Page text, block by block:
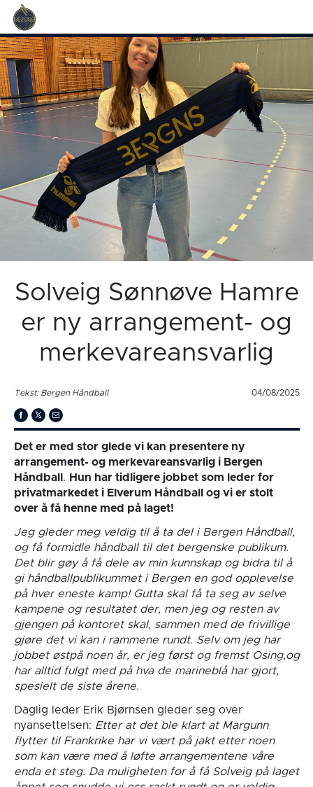
Solveig Sønnøve Hamre
er ny arrangement- og
merkevareansvarlig
Tekst: Bergen Håndball 04/08/2025
Det er med stor glede vi kan presentere ny
arrangement- og merkevareansvarlig i Bergen
Håndball . Hun har tidligere jobbet som leder for
privatmarkedet i Elverum Håndball og vi er stolt
over å få henne med på laget!
Jeg gleder meg veldig til å ta del i Bergen Håndball,
og få formidle håndball til det bergenske publikum.
Det blir gøy å få dele av min kunnskap og bidra til å
gi håndballpublikummet i Bergen en god opplevelse
på hver eneste kamp! Gutta skal få ta seg av selve
kampene og resultatet der, men jeg og resten av
gjengen på kontoret skal, sammen med de frivillige
gjøre det vi kan i rammene rundt. Selv om jeg har
jobbet østpå noen år, er jeg først og fremst Osing,og
har alltid fulgt med på hva de marineblå har gjort,
spesielt de siste årene.
Daglig leder Erik Bjørnsen gleder seg over
nyansettelsen: Etter at det ble klart at Margunn
flytter til Frankrike har vi vært på jakt etter noen
som kan være med å løfte arrangementene våre
enda et steg. Da muligheten for å få Solveig på laget